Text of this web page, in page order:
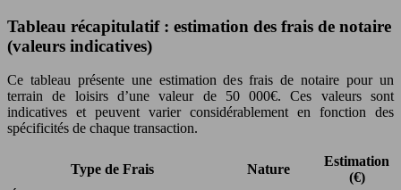
Tableau récapitulatif : estimation des frais de notaire
(valeurs indicatives)
Ce tableau présente une estimation des frais de notaire pour un
terrain de loisirs d’une valeur de 50 000€. Ces valeurs sont
indicatives et peuvent varier considérablement en fonction des
spécificités de chaque transaction.
Type de Frais Nature
Estimation
(€)